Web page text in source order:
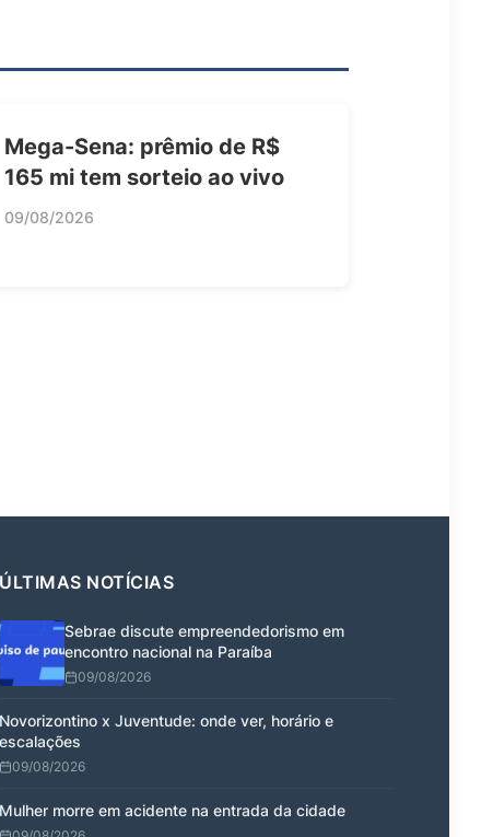
Mega-Sena: prêmio de R$
165 mi tem sorteio ao vivo
09/08/2026
ÚLTIMAS NOTÍCIAS
Sebrae discute empreendedorismo em
encontro nacional na Paraíba
09/08/2026
Novorizontino x Juventude: onde ver, horário e
escalações
09/08/2026
Mulher morre em acidente na entrada da cidade